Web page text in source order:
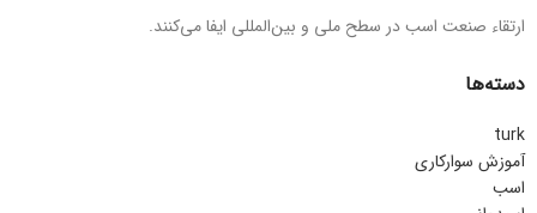
ارتقاء صنعت اسب در سطح ملی و بین‌المللی ایفا می‌کنند.
دسته‌ها
turk
آموزش سوارکاری
اسب